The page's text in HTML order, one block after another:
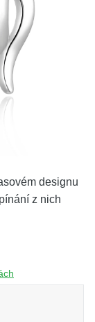
designu
z nich